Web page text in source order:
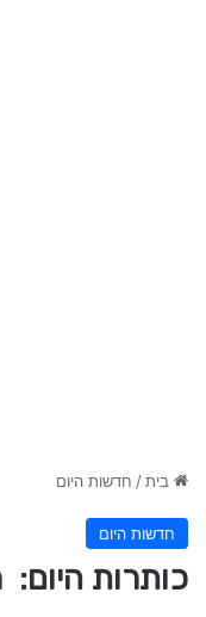
בית/ חדשות היום
חדשות היום
כותרות היום: